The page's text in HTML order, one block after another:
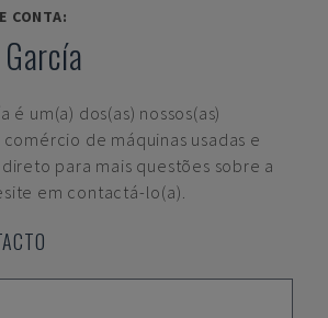
CONTA:
é um(a) dos(as) nossos(as)
de máquinas usadas e
para mais questões sobre a
em contactá-lo(a).